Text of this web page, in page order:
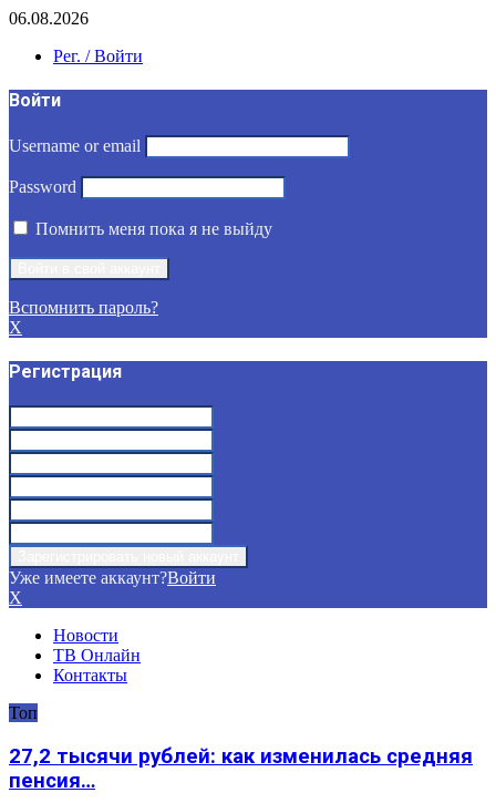
06.08.2026
Рег. / Войти
Войти
Username or email
Password
Помнить меня пока я не выйду
Вспомнить пароль?
X
Регистрация
Уже имеете аккаунт?Войти
X
Новости
ТВ Онлайн
Контакты
Топ
27,2 тысячи рублей: как изменилась средняя
пенсия…